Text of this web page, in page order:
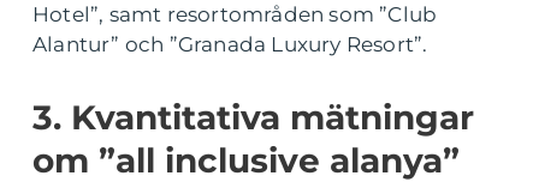
Hotel”, samt resortområden som ”Club
Alantur” och ”Granada Luxury Resort”.
3. Kvantitativa mätningar
om ”all inclusive alanya”